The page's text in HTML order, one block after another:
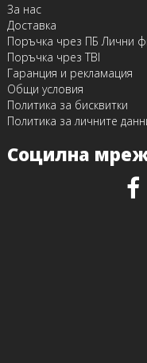
За нас
Доставка
Поръчка чрез ПБ Лични
Поръчка чрез TBI
Гаранция и рекламация
Общи условия
Политика за бисквитки
Политика за личните
Социлна